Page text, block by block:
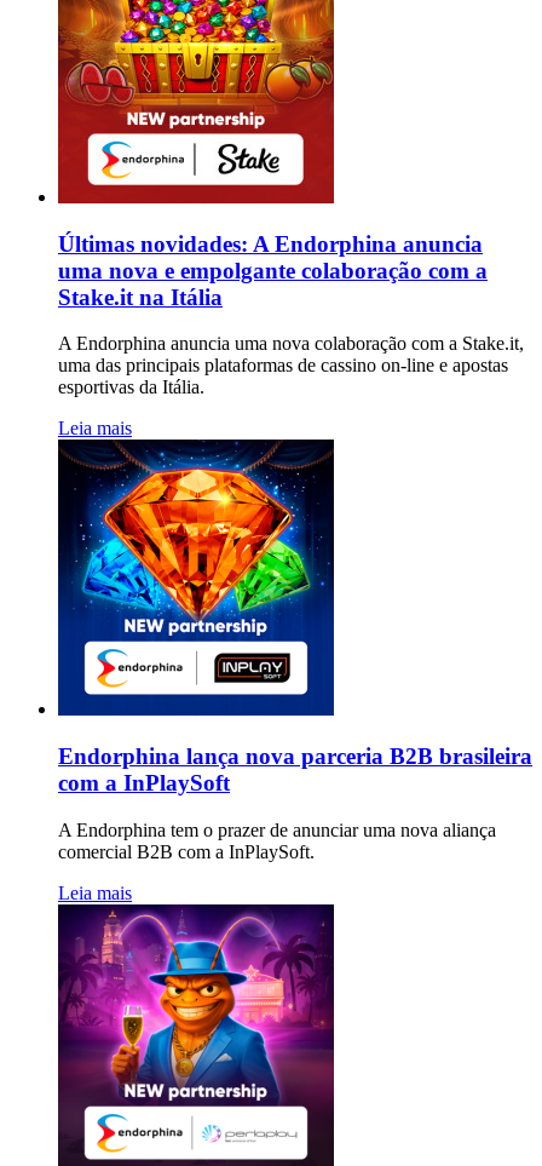
Últimas novidades: A Endorphina anuncia
uma nova e empolgante colaboração com a
Stake.it na Itália
A Endorphina anuncia uma nova colaboração com a Stake.it,
uma das principais plataformas de cassino on-line e apostas
esportivas da Itália.
Leia mais
Endorphina lança nova parceria B2B brasileira
com a InPlaySoft
A Endorphina tem o prazer de anunciar uma nova aliança
comercial B2B com a InPlaySoft.
Leia mais